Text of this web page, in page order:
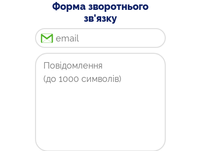
Форма зворотнього
зв'язку